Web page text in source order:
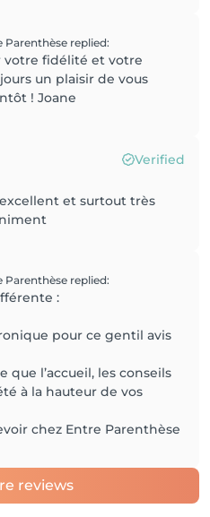
Parenthèse replied:
votre fidélité et votre
un plaisir de vous
! Joane
Verified
et surtout très
Parenthèse replied:
:
pour ce gentil avis
que l’accueil, les conseils
à la hauteur de vos
reviews